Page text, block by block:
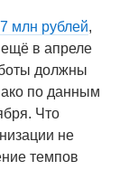
млн рублей,
в апреле
должны
по данным
Что
не
темпов